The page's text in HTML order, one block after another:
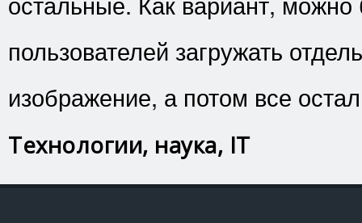
пользователей загружать
изображение, а потом все
Технологии, наука, IT